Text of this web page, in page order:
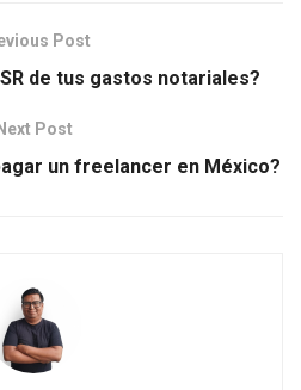
Post
de tus gastos notariales?
Next Post
un freelancer en México?